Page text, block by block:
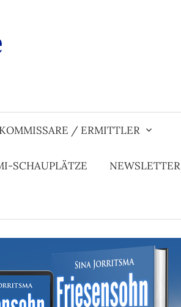
KOMMISSARE / ERMITTLER
SCHAUPLÄTZE NEWSLETTER